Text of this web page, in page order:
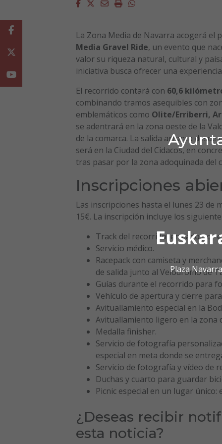
Plaza
Facebook
Twitter
EmailImprimirWhatsapp
La Zona Media de Navarra acogerá el
Media Gravel Ride, un evento que
valor su riqueza natural, cultural y
iniciativa busca ofrecer una
El recorrido contará con 60,6
combinando tramos asequibles con
emblemáticos como Olite/Erriberri,
se adentrará en la zona oeste de la
de la comarca. La salida arranca
será en la Ciudad del Cidacos, en
tras pasar por la zona adoquinada del
Inscripciones
Las inscripciones hasta el lunes 23 de
15€. La inscripción incluye los
Track del recorrido, enviado por
Servicio médico.
Racepack con camiseta y
de salida junto al Velódromo de
Guías durante el recorrido para
Vehículo de apertura y cierre
Avituallamiento especial en la
Avituallamiento ligero en la zona
Medalla finisher.
Servicio de fotografía
especial en meta donde se
Servicio de fotografía y vídeo de
Duchas y cuarto para guardar
Picnic especial en un lugar único:
¿Deseas recibir
esta noticia?
Facebook
Youtube